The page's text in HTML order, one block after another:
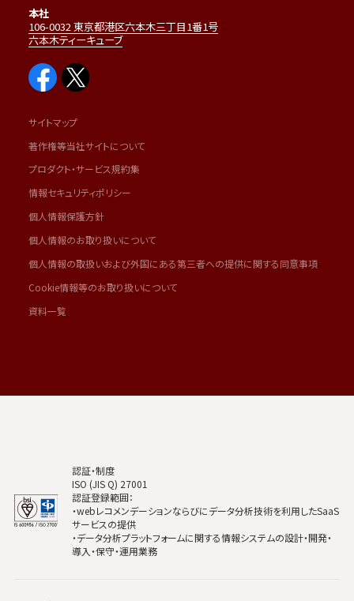
本社
106-0032 東京都港区六本木三丁目1番1号
六本木ティーキューブ
サイトマップ
著作権等当社サイトについて
プロダクト・サービス規約集
情報セキュリティポリシー
個人情報保護方針
個人情報のお取り扱いについて
個人情報の取扱いおよび外国にある第三者への提供に関する同意事項
Cookie情報等のお取り扱いについて
資料一覧
認証・制度
ISO (JIS Q) 27001
認証登録範囲：
・webレコメンデーションならびにデータ分析技術を利用したSaaS
サービスの提供
・データ分析プラットフォームに関する情報システムの設計・開発・
導入・保守・運用業務